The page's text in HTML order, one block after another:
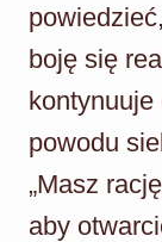
boję się
kontynuuje
powodu
„Masz
aby